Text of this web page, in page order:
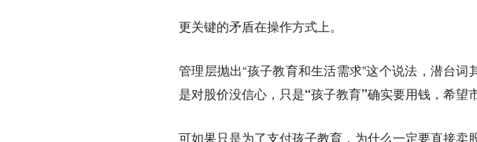
更关键的矛盾在操作方式上。
管理层抛出“孩子教育和生活需求”这个说法， 潜台词
是对股价没信心，只是“孩子教育”确实要用钱，希望
可如果只是为了支付孩子教育，为什么一定要直接卖